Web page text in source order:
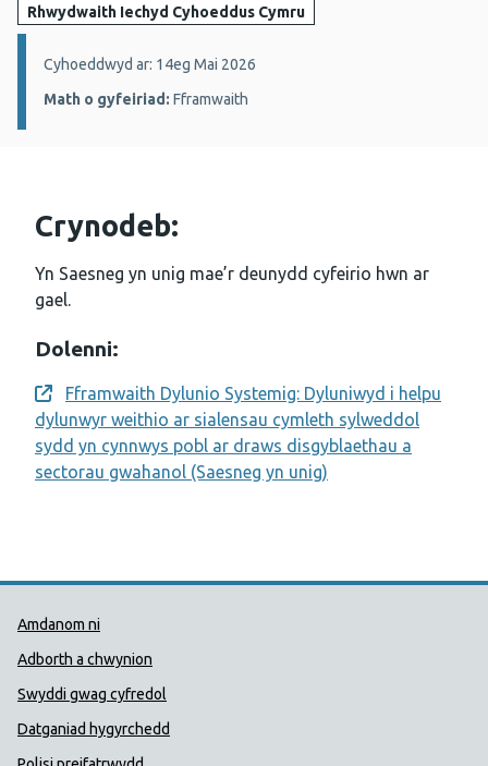
Rhwydwaith Iechyd Cyhoeddus Cymru
Manylion:
Cyhoeddwyd ar: 14eg Mai 2026
Math o gyfeiriad: Fframwaith
Crynodeb:
Yn Saesneg yn unig mae’r deunydd cyfeirio hwn ar
gael.
Dolenni:
Opens a new window
Fframwaith Dylunio Systemig: Dyluniwyd i helpu
dylunwyr weithio ar sialensau cymleth sylweddol
sydd yn cynnwys pobl ar draws disgyblaethau a
sectorau gwahanol (Saesneg yn unig)
Dolenni Cymorth Iechyd
Amdanom ni
Adborth a chwynion
Swyddi gwag cyfredol
Datganiad hygyrchedd